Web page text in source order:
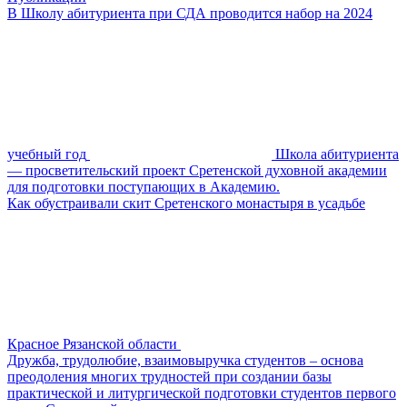
В Школу абитуриента при СДА проводится набор на 2024
учебный год
Школа абитуриента
— просветительский проект Сретенской духовной академии
для подготовки поступающих в Академию.
Как обустраивали скит Сретенского монастыря в усадьбе
Красное Рязанской области
Дружба, трудолюбие, взаимовыручка студентов – основа
преодоления многих трудностей при создании базы
практической и литургической подготовки студентов первого